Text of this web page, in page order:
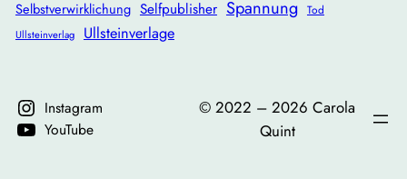
Selbstverwirklichung Selfpublisher Spannung Tod
Ullsteinverlag Ullsteinverlage
Instagram
YouTube
©️ 2022 – 2026 Carola
Quint